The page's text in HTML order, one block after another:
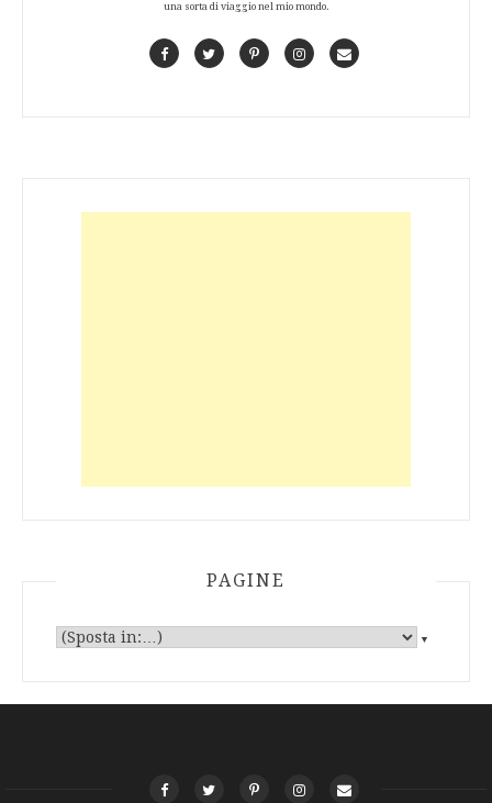
una sorta di viaggio nel mio mondo.
FacebookTwitterPinterestInstagramContact
PAGINE
▼